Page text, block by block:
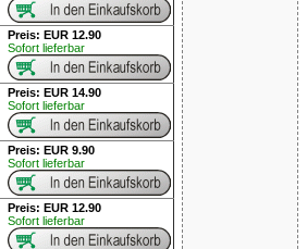
Preis: EUR 12.90
Sofort lieferbar
Preis: EUR 14.90
Sofort lieferbar
Preis: EUR 9.90
Sofort lieferbar
Preis: EUR 12.90
Sofort lieferbar